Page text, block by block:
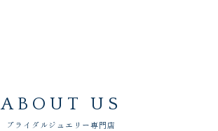
ABOUT US
ブライダルジュエリー専門店